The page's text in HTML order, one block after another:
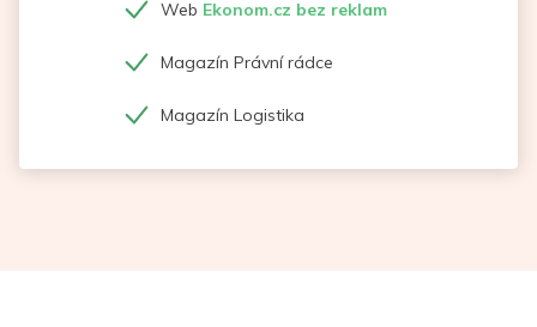
Web Ekonom.cz bez reklam
Magazín Právní rádce
Magazín Logistika